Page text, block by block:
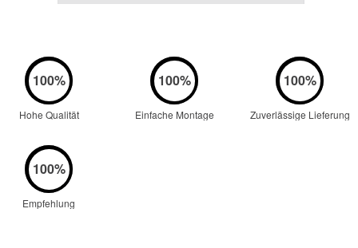
Hohe Qualität Einfache Montage Zuverlässige Lieferung
Empfehlung